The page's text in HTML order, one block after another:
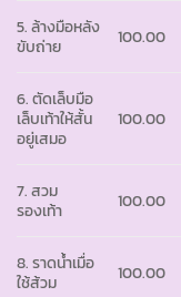
5. ล้างมือหลัง
ขับถ่าย
100.00
6. ตัดเล็บมือ
เล็บเท้าให้สั้น
อยู่เสมอ
100.00
7. สวม
รองเท้า
100.00
8. ราดน้ำเมื่อ
ใช้ส้วม
100.00